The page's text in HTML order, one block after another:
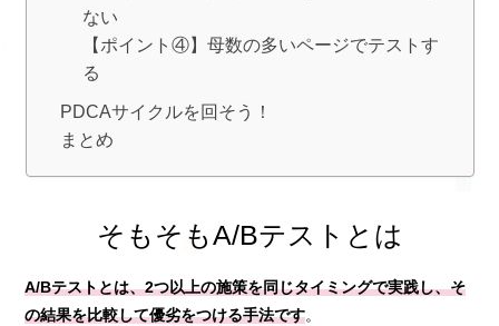
ない
【ポイント④】母数の多いページでテストす
る
PDCAサイクルを回そう！
まとめ
そもそもA/Bテストとは
A/Bテストとは、2つ以上の施策を同じタイミングで実践し、そ
の結果を比較して優劣をつける手法です。